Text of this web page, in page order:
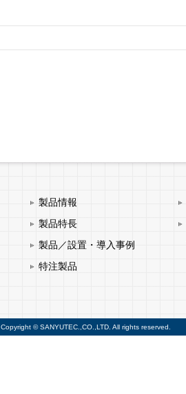
製品情報
製品特長
製品／設置・導入事例
特注製品
Copyright © SANYUTEC.,CO.,LTD. All rights reserved.